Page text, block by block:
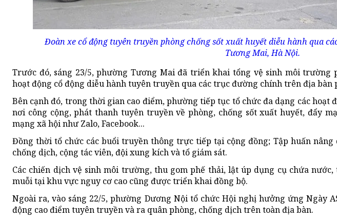
Đoàn xe cổ động tuyên truyền phòng chống sốt xuất huyết diễu hành qua
Tương Mai, Hà Nội.
Trước đó, sáng 23/5, phường Tương Mai đã triển khai tổng vệ sinh môi trường
hoạt động cổ động diễu hành tuyên truyền qua các trục đường chính trên địa bàn
Bên cạnh đó, trong thời gian cao điểm, phường tiếp tục tổ chức đa dạng các
nơi công cộng, phát thanh tuyên truyền về phòng, chống sốt xuất huyết, đẩy
mạng xã hội như Zalo, Facebook...
Đồng thời tổ chức các buổi truyền thông trực tiếp tại cộng đồng; Tập huấn nâng
chống dịch, cộng tác viên, đội xung kích và tổ giám sát.
Các chiến dịch vệ sinh môi trường, thu gom phế thải, lật úp dụng cụ chứa
muỗi tại khu vực nguy cơ cao cũng được triển khai đồng bộ.
Ngoài ra, vào sáng 22/5, phường Dương Nội tổ chức Hội nghị hưởng ứng Ngày
động cao điểm tuyên truyền và ra quân phòng, chống dịch trên toàn địa bàn.